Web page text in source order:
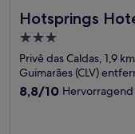
Hotsprings
Hotsprings Hotel
3.0-
Sterne-
Unterkunft
Privê das Caldas, 1,9
Guimarães (CLV)
8.8
8,8/10 Hervorragend